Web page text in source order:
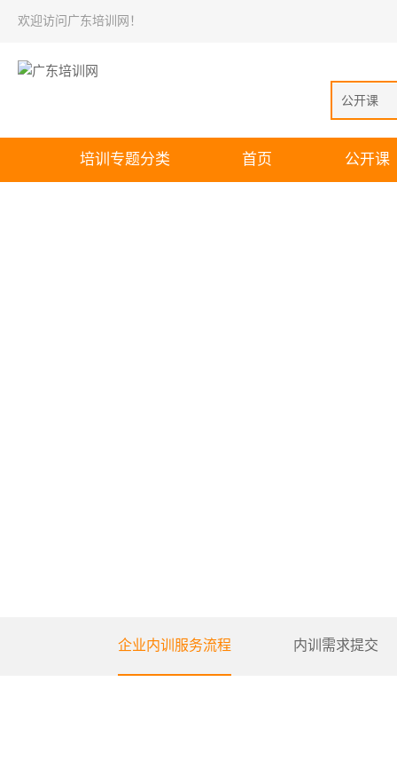
欢迎访问广东培训网！
公开课
培训专题分类 首页 公开课
企业内训服务流程 内训需求提交